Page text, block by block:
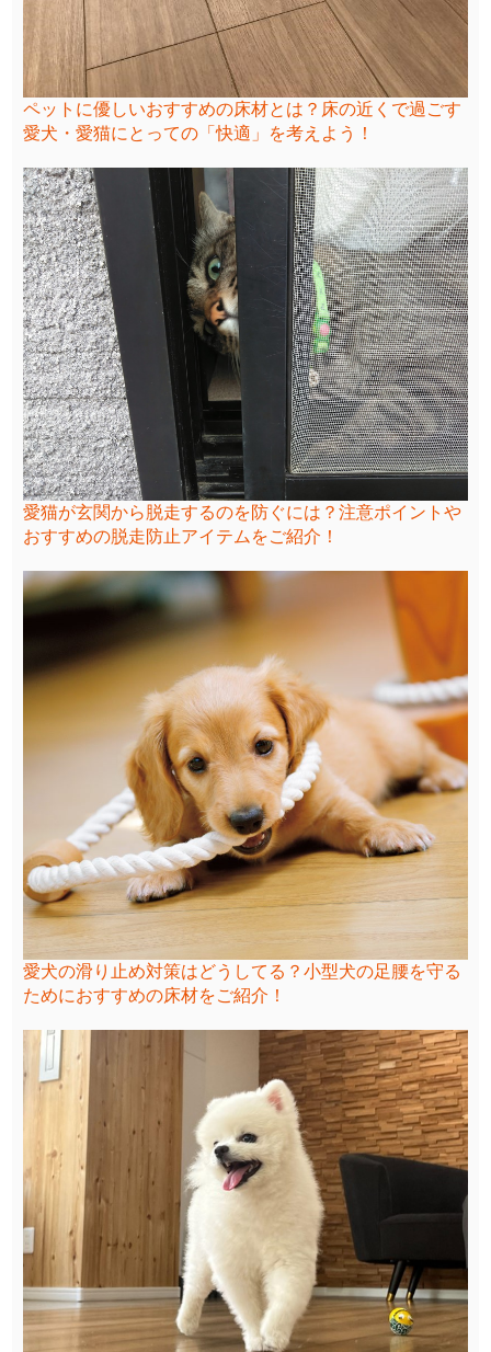
ペットに優しいおすすめの床材とは？床の近くで過ごす
愛犬・愛猫にとっての「快適」を考えよう！
愛猫が玄関から脱走するのを防ぐには？注意ポイントや
おすすめの脱走防止アイテムをご紹介！
愛犬の滑り止め対策はどうしてる？小型犬の足腰を守る
ためにおすすめの床材をご紹介！